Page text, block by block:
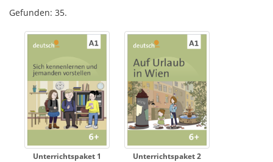
Gefunden: 35.
Unterrichtspaket 1 Unterrichtspaket 2